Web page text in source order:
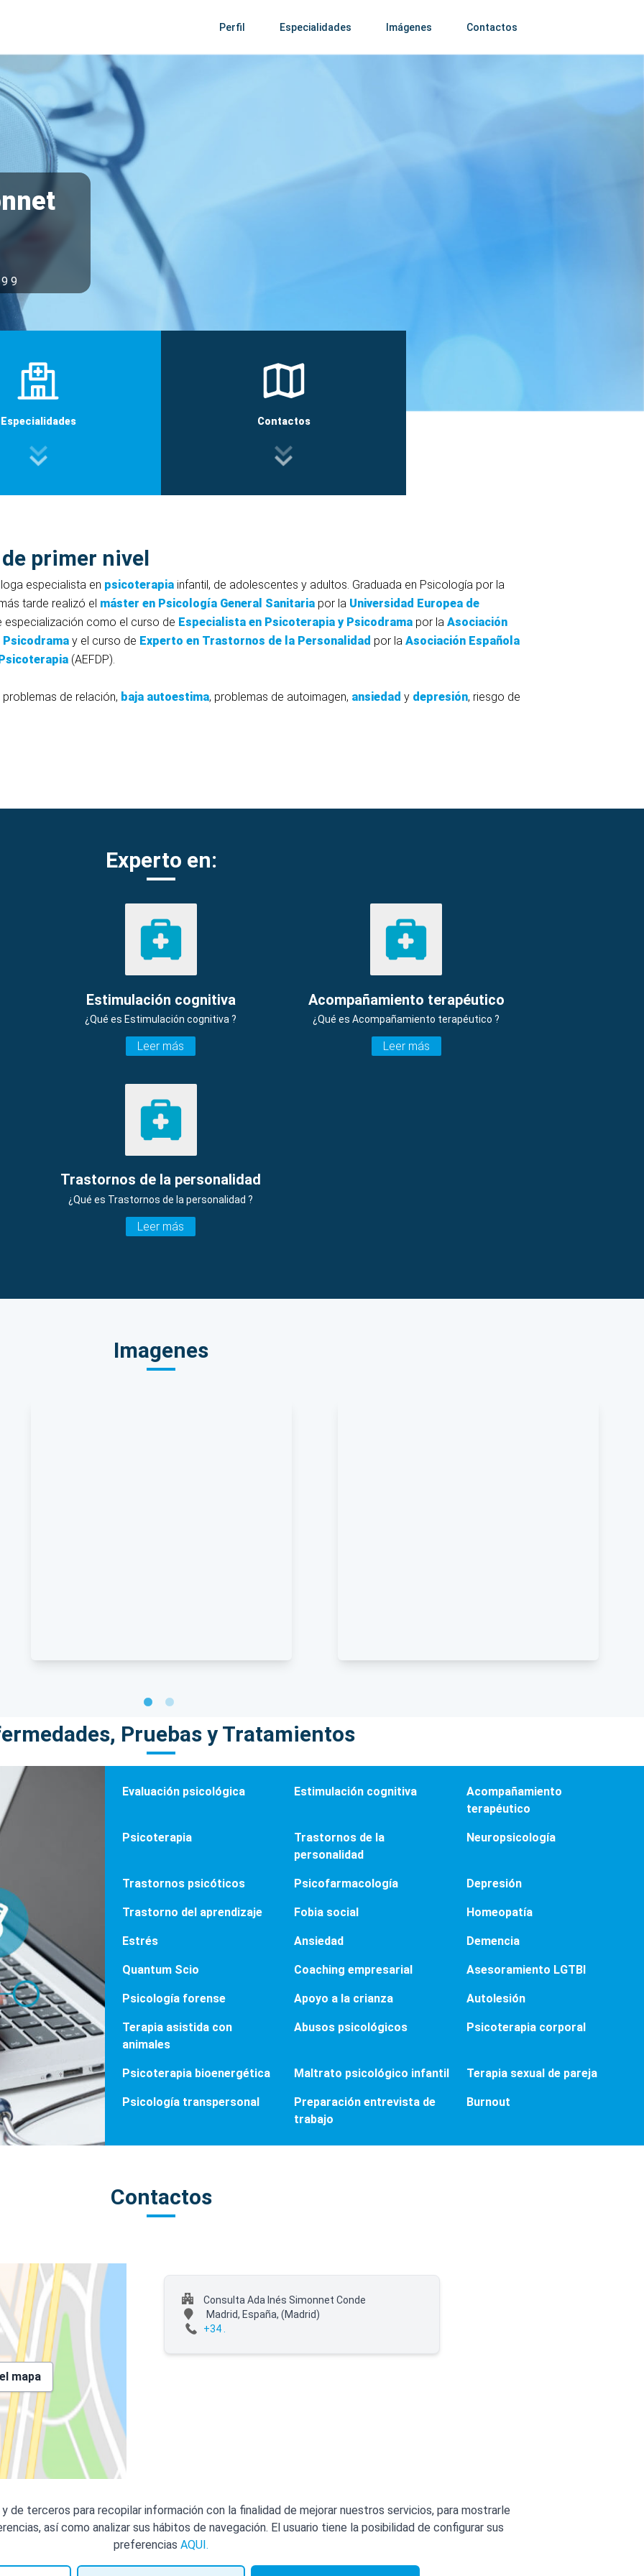
Perfil Especialidades Imágenes Contactos
9
Especialidades Contactos
primer nivel
especialista en psicoterapia infantil, de adolescentes y adultos. Graduada en Psicología por la
tarde realizó el máster en Psicología General Sanitaria por la Universidad Europea de
como el curso de Especialista en Psicoterapia y Psicodrama por la Asociación
y el curso de Experto en Trastornos de la Personalidad por la Asociación Española
(AEFDP).
de relación, baja autoestima, problemas de autoimagen, ansiedad y depresión, riesgo de
Experto en:
Estimulación cognitiva
¿Qué es Estimulación cognitiva ?
Leer más
Acompañamiento terapéutico
¿Qué es Acompañamiento terapéutico ?
Leer más
Trastornos de la personalidad
¿Qué es Trastornos de la personalidad ?
Leer más
Imagenes
Pruebas y Tratamientos
Evaluación psicológica Estimulación cognitiva
Acompañamiento
terapéutico
Psicoterapia
Trastornos de la
personalidad
Neuropsicología
Trastornos psicóticos Psicofarmacología Depresión
Trastorno del aprendizaje Fobia social Homeopatía
Estrés Ansiedad Demencia
Quantum Scio Coaching empresarial Asesoramiento LGTBI
Psicología forense Apoyo a la crianza Autolesión
Terapia asistida con
animales
Abusos psicológicos Psicoterapia corporal
Psicoterapia bioenergética Maltrato psicológico infantil Terapia sexual de pareja
Psicología transpersonal
Preparación entrevista de
trabajo
Burnout
Contactos
mapa
Consulta Ada Inés Simonnet Conde
Madrid, España, (Madrid)
+34 .
Designed and Developed by Top Doctors |
de terceros para recopilar información con la finalidad de mejorar nuestros servicios, para mostrarle
así como analizar sus hábitos de navegación. El usuario tiene la posibilidad de configurar sus
preferencias AQUI.